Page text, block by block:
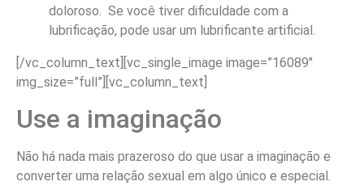
doloroso. Se você tiver dificuldade com a
lubrificação, pode usar um lubrificante artificial.
[/vc_column_text][vc_single_image image=”16089″
img_size=”full”][vc_column_text]
Use a imaginação
Não há nada mais prazeroso do que usar a imaginação e
converter uma relação sexual em algo único e especial.